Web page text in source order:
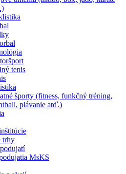
tenis
športy (fitness, funkčný tréning,
plávanie atď.)
trhy
MsKS